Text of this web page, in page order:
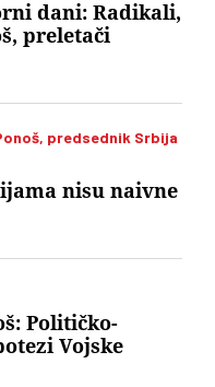
dani: Radikali,
preletači
predsednik Srbija
nisu naivne
Političko-
Vojske